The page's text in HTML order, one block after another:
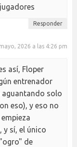
Responder
2026 a las 4:26 pm
así, Floper
entrenador
aguantando solo
eso), y eso no
y sí, el único
de